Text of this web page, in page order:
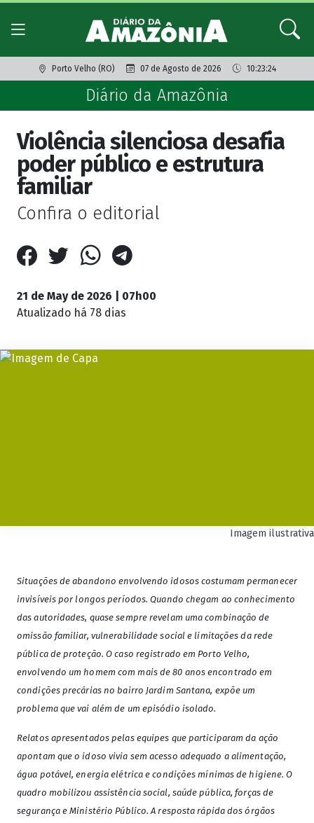
Porto Velho (RO) 07 de Agosto de 2026 10:23:24
Diário da Amazônia
Violência silenciosa desafia
poder público e estrutura
familiar
Confira o editorial
21 de May de 2026 | 07h00
Atualizado há 78 dias
Imagem ilustrativa
Situações de abandono envolvendo idosos costumam permanecer
invisíveis por longos períodos. Quando chegam ao conhecimento
das autoridades, quase sempre revelam uma combinação de
omissão familiar, vulnerabilidade social e limitações da rede
pública de proteção. O caso registrado em Porto Velho,
envolvendo um homem com mais de 80 anos encontrado em
condições precárias no bairro Jardim Santana, expõe um
problema que vai além de um episódio isolado.
Relatos apresentados pelas equipes que participaram da ação
apontam que o idoso vivia sem acesso adequado a alimentação,
água potável, energia elétrica e condições mínimas de higiene. O
quadro mobilizou assistência social, saúde pública, forças de
segurança e Ministério Público. A resposta rápida dos órgãos